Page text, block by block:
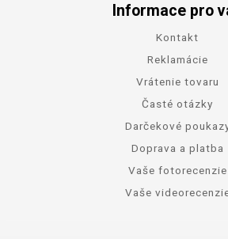
Informace pro
Kontakt
Reklamácie
Vrátenie tovaru
Časté otázky
Darčekové
Doprava a platba
Vaše fotorecenzie
Vaše